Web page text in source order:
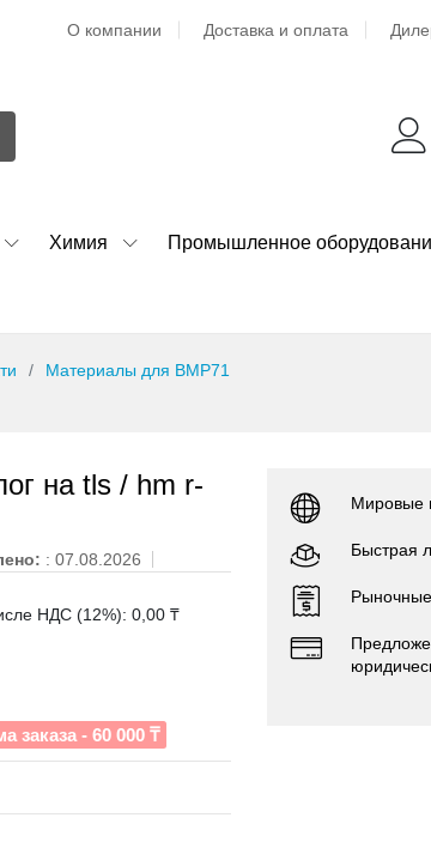
О компании Доставка и оплата
Химия Промышленное
Материалы для BMP71
на tls / hm r-
: 07.08.2026
НДС (12%): 0,00 ₸
заказа - 60 000 ₸
Мировые
Быстрая